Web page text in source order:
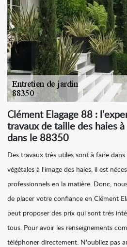
Clément Elagage 88 :
travaux de taille des haies
dans le 88350
Des travaux très utiles sont à faire
végétales à l'image des haies, il est
professionnels en la matière. Donc,
de placer votre confiance en Clément
peut proposer des prix qui sont très
tous. Pour avoir les renseignements
téléphoner directement. N'oubliez pas